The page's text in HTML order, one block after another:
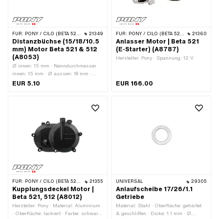
FÜR: PONY / CILO (BETA 521 & 512) 21349
Distanzbüchse (15/18/10.5
mm) Motor Beta 521 & 512
(A8053)
Ø innen: 15 mm · Nenndurchmesser
innen: 15 mm · Ø aussen: 18 mm ·
Hersteller: Pony · Gesamtlänge: 10.5
EUR 5.10
FÜR: PONY / CILO (BETA 521 & 512) 21360
Anlasser Motor | Beta 521
(E-Starter) (A8787)
Hersteller: Pony · Spannung: 12 V
EUR 166.00
FÜR: PONY / CILO (BETA 521 & 512) 21355
Kupplungsdeckel Motor |
Beta 521, 512 (A8012)
Hersteller: Pony · Material: Aluminium
· Oberfläche: lackiert · Farbe: schwarz
UNIVERSAL 29305
Anlaufscheibe 17/26/1.1
Getriebe
Material: Stahl · Oberfläche: gehärtet
& geschliffen · Dicke: 1.1 mm · Ø